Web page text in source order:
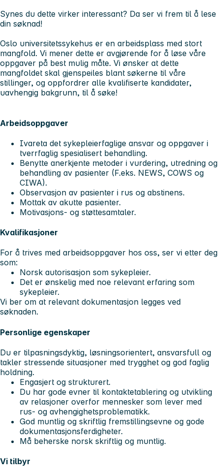
Synes du dette virker interessant? Da ser vi frem til å lese
din søknad!
Oslo universitetssykehus er en arbeidsplass med stort
mangfold. Vi mener dette er avgjørende for å løse våre
oppgaver på best mulig måte. Vi ønsker at dette
mangfoldet skal gjenspeiles blant søkerne til våre
stillinger, og oppfordrer alle kvalifiserte kandidater,
uavhengig bakgrunn, til å søke!
Arbeidsoppgaver
Ivareta det sykepleierfaglige ansvar og oppgaver i
tverrfaglig spesialisert behandling.
Benytte anerkjente metoder i vurdering, utredning og
behandling av pasienter (F.eks. NEWS, COWS og
CIWA).
Observasjon av pasienter i rus og abstinens.
Mottak av akutte pasienter.
Motivasjons- og støttesamtaler.
Kvalifikasjoner
For å trives med arbeidsoppgaver hos oss, ser vi etter deg
som:
Norsk autorisasjon som sykepleier.
Det er ønskelig med noe relevant erfaring som
sykepleier.
Vi ber om at relevant dokumentasjon legges ved
søknaden.
Personlige egenskaper
Du er tilpasningsdyktig, løsningsorientert, ansvarsfull og
takler stressende situasjoner med trygghet og god faglig
holdning.
Engasjert og strukturert.
Du har gode evner til kontaktetablering og utvikling
av relasjoner overfor mennesker som lever med
rus- og avhengighetsproblematikk.
God muntlig og skriftlig fremstillingsevne og gode
dokumentasjonsferdigheter.
Må beherske norsk skriftlig og muntlig.
Vi tilbyr